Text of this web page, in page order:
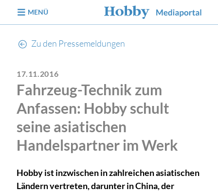
MENÜ
Zu den Pressemeldungen
17.11.2016
Fahrzeug-Technik zum
Anfassen: Hobby schult
seine asiatischen
Handelspartner im Werk
Hobby ist inzwischen in zahlreichen asiatischen
Ländern vertreten, darunter in China, der